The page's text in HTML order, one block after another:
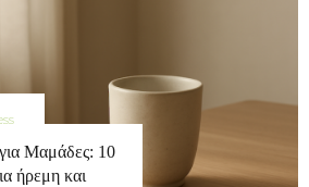
Μαμάδες: 10
ήρεμη και